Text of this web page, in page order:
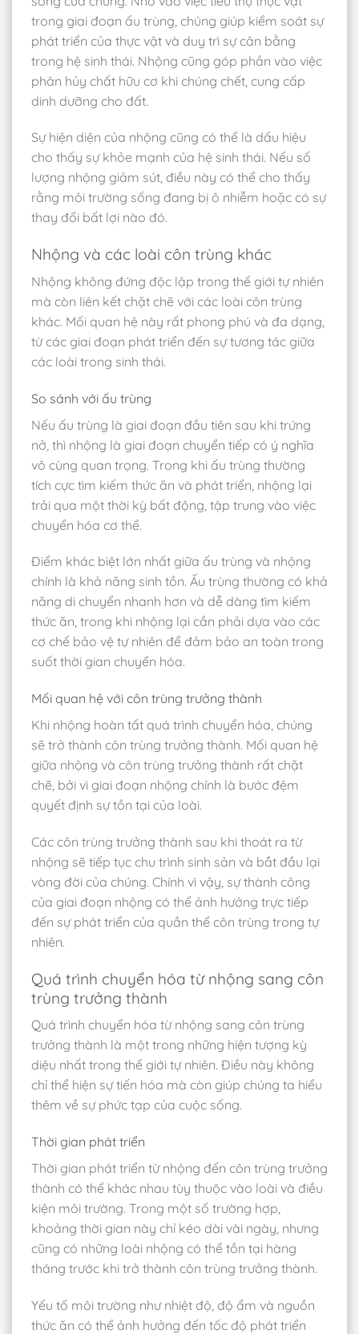
trong giai đoạn ấu trùng, chúng giúp kiểm soát sự
phát triển của thực vật và duy trì sự cân bằng
trong hệ sinh thái. Nhộng cũng góp phần vào việc
phân hủy chất hữu cơ khi chúng chết, cung cấp
dinh dưỡng cho đất.
Sự hiện diện của nhộng cũng có thể là dấu hiệu
cho thấy sự khỏe mạnh của hệ sinh thái. Nếu số
lượng nhộng giảm sút, điều này có thể cho thấy
rằng môi trường sống đang bị ô nhiễm hoặc có sự
thay đổi bất lợi nào đó.
Nhộng và các loài côn trùng khác
Nhộng không đứng độc lập trong thế giới tự nhiên
mà còn liên kết chặt chẽ với các loài côn trùng
khác. Mối quan hệ này rất phong phú và đa dạng,
từ các giai đoạn phát triển đến sự tương tác giữa
các loài trong sinh thái.
So sánh với ấu trùng
Nếu ấu trùng là giai đoạn đầu tiên sau khi trứng
nở, thì nhộng là giai đoạn chuyển tiếp có ý nghĩa
vô cùng quan trọng. Trong khi ấu trùng thường
tích cực tìm kiếm thức ăn và phát triển, nhộng lại
trải qua một thời kỳ bất động, tập trung vào việc
chuyển hóa cơ thể.
Điểm khác biệt lớn nhất giữa ấu trùng và nhộng
chính là khả năng sinh tồn. Ấu trùng thường có khả
năng di chuyển nhanh hơn và dễ dàng tìm kiếm
thức ăn, trong khi nhộng lại cần phải dựa vào các
cơ chế bảo vệ tự nhiên để đảm bảo an toàn trong
suốt thời gian chuyển hóa.
Mối quan hệ với côn trùng trưởng thành
Khi nhộng hoàn tất quá trình chuyển hóa, chúng
sẽ trở thành côn trùng trưởng thành. Mối quan hệ
giữa nhộng và côn trùng trưởng thành rất chặt
chẽ, bởi vì giai đoạn nhộng chính là bước đệm
quyết định sự tồn tại của loài.
Các côn trùng trưởng thành sau khi thoát ra từ
nhộng sẽ tiếp tục chu trình sinh sản và bắt đầu lại
vòng đời của chúng. Chính vì vậy, sự thành công
của giai đoạn nhộng có thể ảnh hưởng trực tiếp
đến sự phát triển của quần thể côn trùng trong tự
nhiên.
Quá trình chuyển hóa từ nhộng sang côn
trùng trưởng thành
Quá trình chuyển hóa từ nhộng sang côn trùng
trưởng thành là một trong những hiện tượng kỳ
diệu nhất trong thế giới tự nhiên. Điều này không
chỉ thể hiện sự tiến hóa mà còn giúp chúng ta hiểu
thêm về sự phức tạp của cuộc sống.
Thời gian phát triển
Thời gian phát triển từ nhộng đến côn trùng trưởng
thành có thể khác nhau tùy thuộc vào loài và điều
kiện môi trường. Trong một số trường hợp,
khoảng thời gian này chỉ kéo dài vài ngày, nhưng
cũng có những loài nhộng có thể tồn tại hàng
tháng trước khi trở thành côn trùng trưởng thành.
Yếu tố môi trường như nhiệt độ, độ ẩm và nguồn
thức ăn có thể ảnh hưởng đến tốc độ phát triển